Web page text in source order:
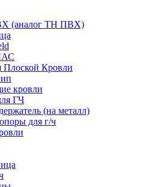
(аналог ТН ПВХ)
Плоской Кровли
кровли
ГЧ
(на металл)
для г/ч